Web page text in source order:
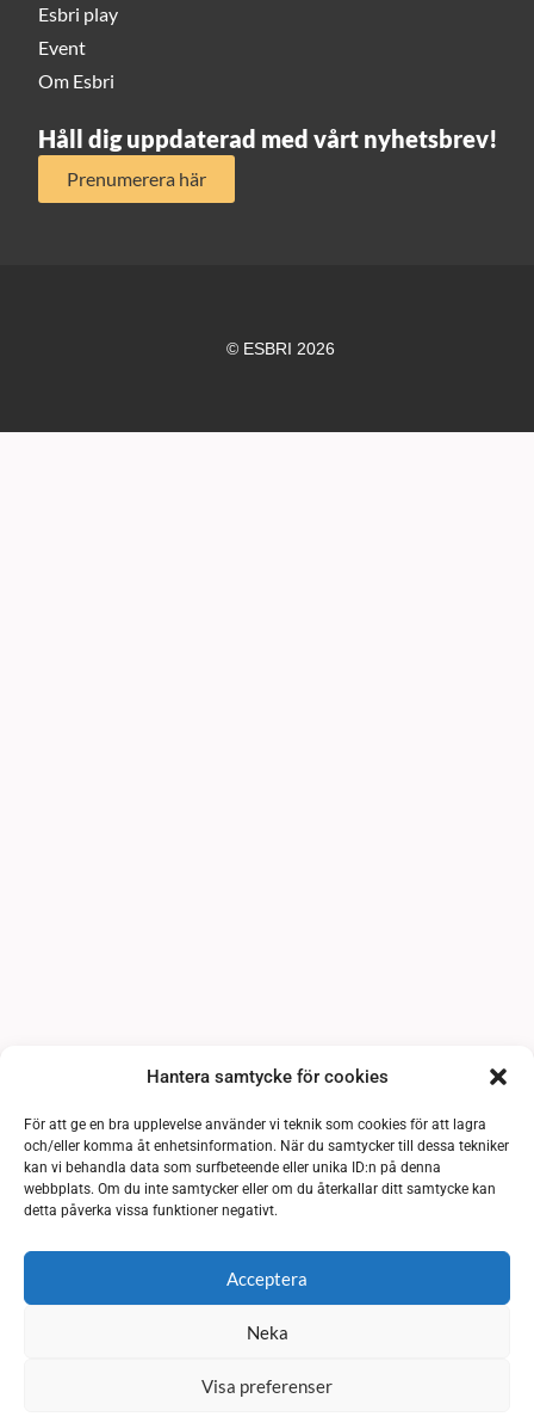
Hantera samtycke för cookies
För att ge en bra upplevelse använder vi teknik som cookies för att lagra
och/eller komma åt enhetsinformation. När du samtycker till dessa tekniker
kan vi behandla data som surfbeteende eller unika ID:n på denna
webbplats. Om du inte samtycker eller om du återkallar ditt samtycke kan
detta påverka vissa funktioner negativt.
Acceptera
Neka
Visa preferenser
Esbri play
Event
Om Esbri
Håll dig uppdaterad med vårt nyhetsbrev!
Prenumerera här
© ESBRI 2026